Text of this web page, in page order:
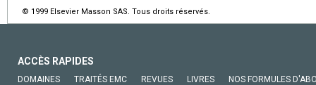
© 1999 Elsevier Masson SAS. Tous droits réservés.
ACCÈS RAPIDES
DOMAINES TRAITÉS EMC REVUES LIVRES NOS FORMULES